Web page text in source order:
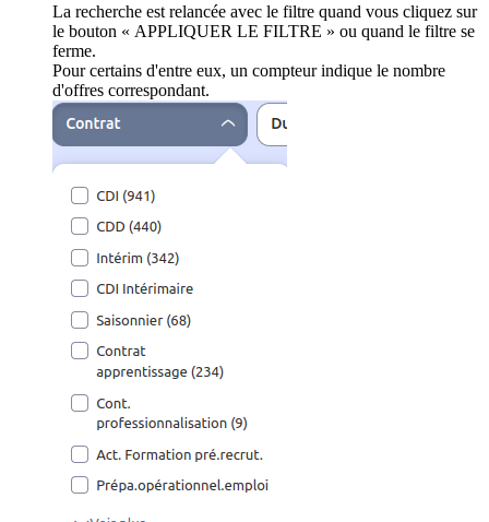
La recherche est relancée avec le filtre quand vous cliquez sur
le bouton « APPLIQUER LE FILTRE » ou quand le filtre se
ferme.
Pour certains d'entre eux, un compteur indique le nombre
d'offres correspondant.